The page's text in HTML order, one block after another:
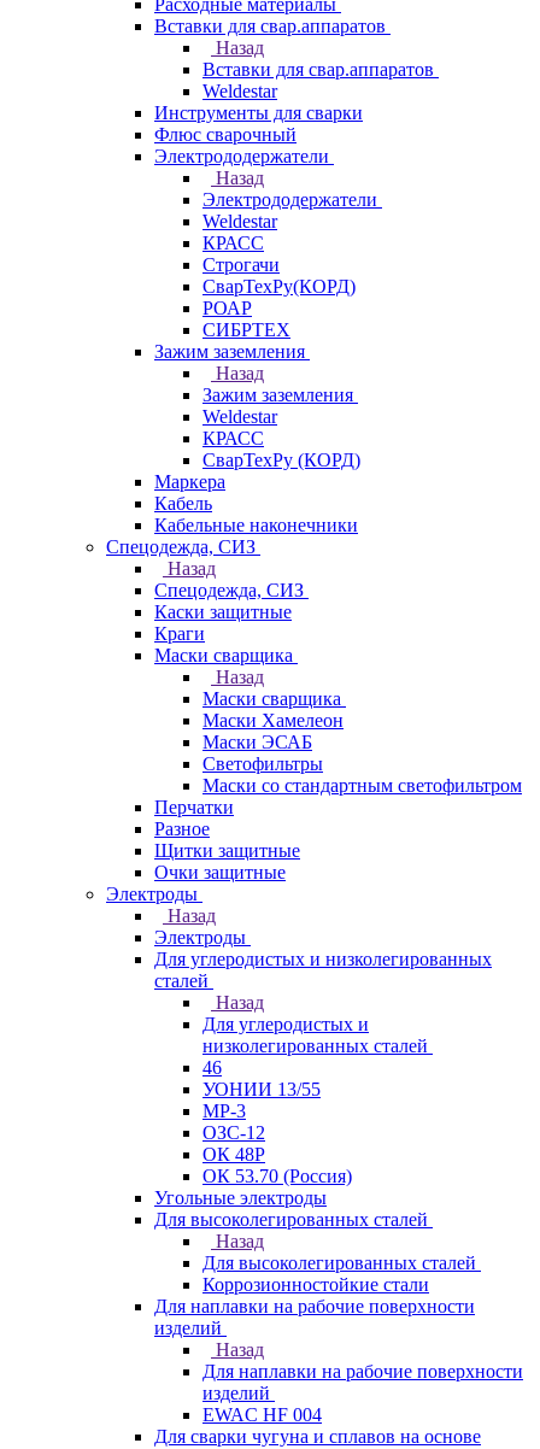
Расходные материалы
Вставки для свар.аппаратов
Назад
Вставки для свар.аппаратов
Weldestar
Инструменты для сварки
Флюс сварочный
Электрододержатели
Назад
Электрододержатели
Weldestar
КРАСС
Строгачи
СварТехРу(КОРД)
РОАР
СИБРТЕХ
Зажим заземления
Назад
Зажим заземления
Weldestar
КРАСС
СварТехРу (КОРД)
Маркера
Кабель
Кабельные наконечники
Спецодежда, СИЗ
Назад
Спецодежда, СИЗ
Каски защитные
Краги
Маски сварщика
Назад
Маски сварщика
Маски Хамелеон
Маски ЭСАБ
Светофильтры
Маски со стандартным светофильтром
Перчатки
Разное
Щитки защитные
Очки защитные
Электроды
Назад
Электроды
Для углеродистых и низколегированных
сталей
Назад
Для углеродистых и
низколегированных сталей
46
УОНИИ 13/55
МР-3
ОЗС-12
ОК 48Р
ОК 53.70 (Россия)
Угольные электроды
Для высоколегированных сталей
Назад
Для высоколегированных сталей
Коррозионностойкие стали
Для наплавки на рабочие поверхности
изделий
Назад
Для наплавки на рабочие поверхности
изделий
EWAC HF 004
Для сварки чугуна и сплавов на основе